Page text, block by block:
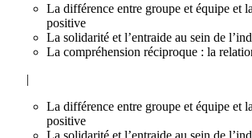
La différence entre groupe et équipe et
positive
La solidarité et l’entraide au sein de
La compréhension réciproque : la
|
La différence entre groupe et équipe et
positive
La solidarité et l’entraide au sein de